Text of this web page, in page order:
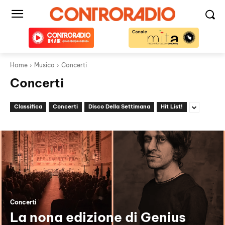
Home Musica Concerti
Concerti
Classifica Concerti Disco Della Settimana Hit List!
Concerti
La nona edizione di Genius